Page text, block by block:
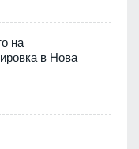
на
в Нова